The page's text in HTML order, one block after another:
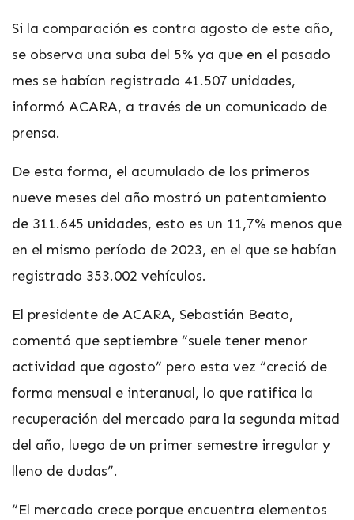
Si la comparación es contra agosto de este año,
se observa una suba del 5% ya que en el pasado
mes se habían registrado 41.507 unidades,
informó ACARA, a través de un comunicado de
prensa.
De esta forma, el acumulado de los primeros
nueve meses del año mostró un patentamiento
de 311.645 unidades, esto es un 11,7% menos que
en el mismo período de 2023, en el que se habían
registrado 353.002 vehículos.
El presidente de ACARA, Sebastián Beato,
comentó que septiembre “suele tener menor
actividad que agosto” pero esta vez “creció de
forma mensual e interanual, lo que ratifica la
recuperación del mercado para la segunda mitad
del año, luego de un primer semestre irregular y
lleno de dudas”.
“El mercado crece porque encuentra elementos